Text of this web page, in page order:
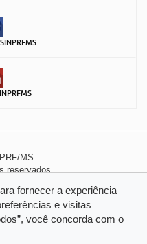
MS
reservados
fornecer a experiência
e visitas
você concorda com o